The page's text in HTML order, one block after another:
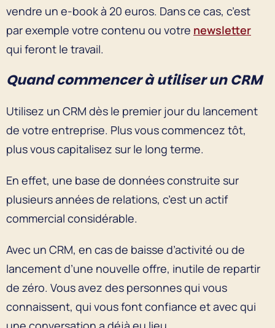
vendre un e-book à 20 euros. Dans ce cas, c’est
par exemple votre contenu ou votre newsletter
qui feront le travail.
Quand commencer à utiliser un CRM
Utilisez un CRM dès le premier jour du lancement
de votre entreprise. Plus vous commencez tôt,
plus vous capitalisez sur le long terme.
En effet, une base de données construite sur
plusieurs années de relations, c’est un actif
commercial considérable.
Avec un CRM, en cas de baisse d’activité ou de
lancement d’une nouvelle offre, inutile de repartir
de zéro. Vous avez des personnes qui vous
connaissent, qui vous font confiance et avec qui